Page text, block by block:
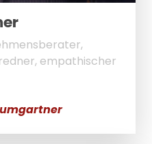
empathischer